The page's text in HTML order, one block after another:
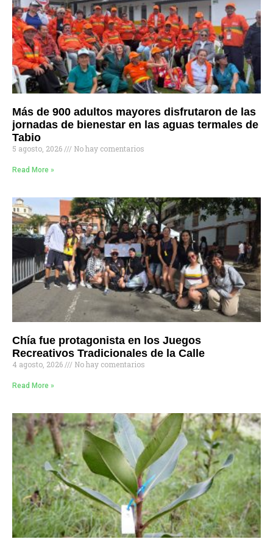
Más de 900 adultos mayores disfrutaron de las
jornadas de bienestar en las aguas termales de
Tabio
5 agosto, 2026 No hay comentarios
Read More »
Chía fue protagonista en los Juegos
Recreativos Tradicionales de la Calle
4 agosto, 2026 No hay comentarios
Read More »